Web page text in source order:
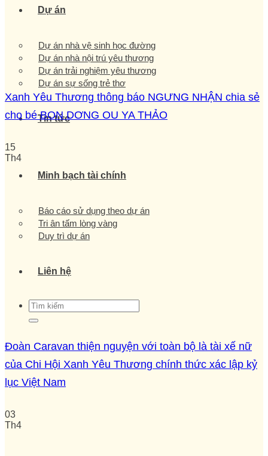
Dự án
Dự án nhà vệ sinh học đường
Dự án nhà nội trú yêu thương
Dự án trải nghiệm yêu thương
Dự án sự sống trẻ thơ
Tin tức
Minh bạch tài chính
Báo cáo sử dụng theo dự án
Tri ân tấm lòng vàng
Duy trì dự án
Liên hệ
Xanh Yêu Thương thông báo NGƯNG NHẬN chia sẻ
cho bé BON DƠNG OU YA THẢO
15
Th4
Đoàn Caravan thiện nguyện với toàn bộ là tài xế nữ
của Chi Hội Xanh Yêu Thương chính thức xác lập kỷ
lục Việt Nam
03
Th4